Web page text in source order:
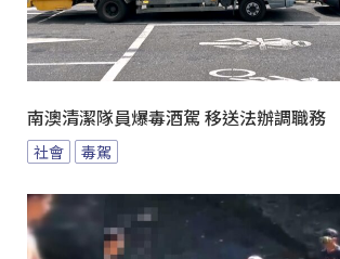
南澳清潔隊員爆毒酒駕 移送法辦調職務
社會 毒駕